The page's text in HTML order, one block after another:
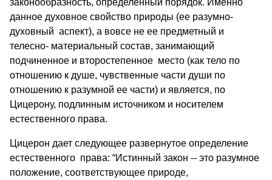
данное духовное свойство природы (ее разумно-
духовный аспект), а вовсе не ее предметный и
телесно- материальный состав, занимающий
подчиненное и второстепенное место (как тело по
отношению к душе, чувственные части души по
отношению к разумной ее части) и является, по
Цицерону, подлинным источником и носителем
естественного права.
Цицерон дает следующее развернутое определение
естественного права: “Истинный закон -- это разумное
положение, соответствующее природе,